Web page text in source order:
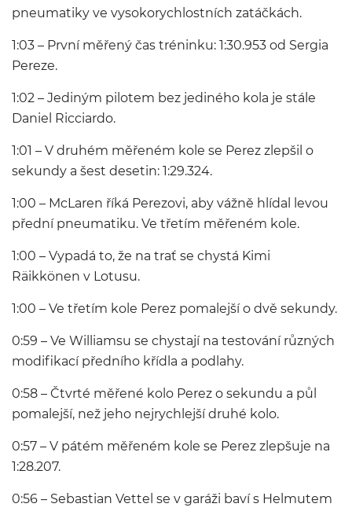
pneumatiky ve vysokorychlostních zatáčkách.
1:03 – První měřený čas tréninku: 1:30.953 od Sergia
Pereze.
1:02 – Jediným pilotem bez jediného kola je stále
Daniel Ricciardo.
1:01 – V druhém měřeném kole se Perez zlepšil o
sekundy a šest desetin: 1:29.324.
1:00 – McLaren říká Perezovi, aby vážně hlídal levou
přední pneumatiku. Ve třetím měřeném kole.
1:00 – Vypadá to, že na trať se chystá Kimi
Räikkönen v Lotusu.
1:00 – Ve třetím kole Perez pomalejší o dvě sekundy.
0:59 – Ve Williamsu se chystají na testování různých
modifikací předního křídla a podlahy.
0:58 – Čtvrté měřené kolo Perez o sekundu a půl
pomalejší, než jeho nejrychlejší druhé kolo.
0:57 – V pátém měřeném kole se Perez zlepšuje na
1:28.207.
0:56 – Sebastian Vettel se v garáži baví s Helmutem